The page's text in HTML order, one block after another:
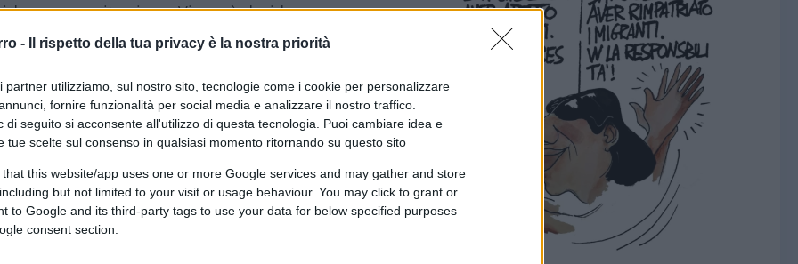
- Il rispetto della tua privacy è la nostra priorità
partner utilizziamo, sul nostro sito, tecnologie come i cookie per personalizzare
fornire funzionalità per social media e analizzare il nostro traffico.
di seguito si acconsente all'utilizzo di questa tecnologia. Puoi cambiare idea e
tue scelte sul consenso in qualsiasi momento ritornando su questo sito
that this website/app uses one or more Google services and may gather and store
but not limited to your visit or usage behaviour. You may click to grant or
to Google and its third-party tags to use your data for below specified purposes
consent section.
una vita piena. Vivere è desiderare
care. Vivere è intendere la vita
ricevuti.
difficili della vita. Vivere è resistere. Non
che ci sia sempre una speranza di
una vita che non finisce. Avere
una via d’uscita anche nella valle
ai contrasti, agli insulti, alle critiche e
a sorridere di fronte agli insulti.
il declino. E continuare a sorridere,